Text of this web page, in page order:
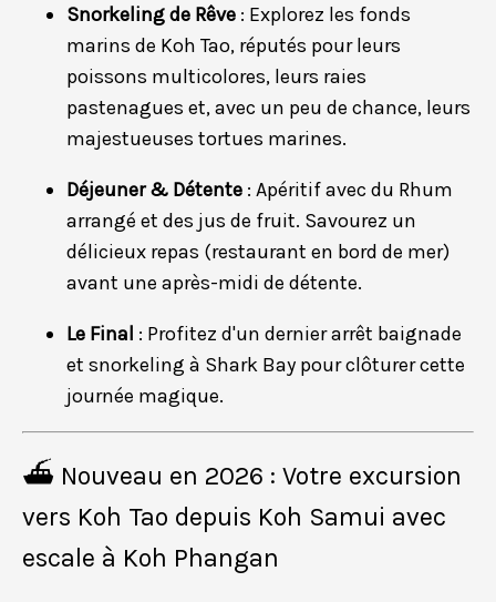
Snorkeling de Rêve : Explorez les fonds
marins de Koh Tao, réputés pour leurs
poissons multicolores, leurs raies
pastenagues et, avec un peu de chance, leurs
majestueuses tortues marines.
Déjeuner & Détente : Apéritif avec du Rhum
arrangé et des jus de fruit. Savourez un
délicieux repas (restaurant en bord de mer)
avant une après-midi de détente.
Le Final : Profitez d'un dernier arrêt baignade
et snorkeling à Shark Bay pour clôturer cette
journée magique.
⛴️ Nouveau en 2026 : Votre excursion
vers Koh Tao depuis Koh Samui avec
escale à Koh Phangan